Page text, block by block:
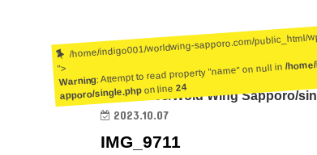
Warning: Undefined array key 0 in
/
ent/themes/Wold Wing Sapporo/
/home/indigo001/worldwing-sapporo.com/
">
Warning: Attempt to read property "name" on null in
/
apporo/single.phpon line24
2023.10.07
IMG_9711